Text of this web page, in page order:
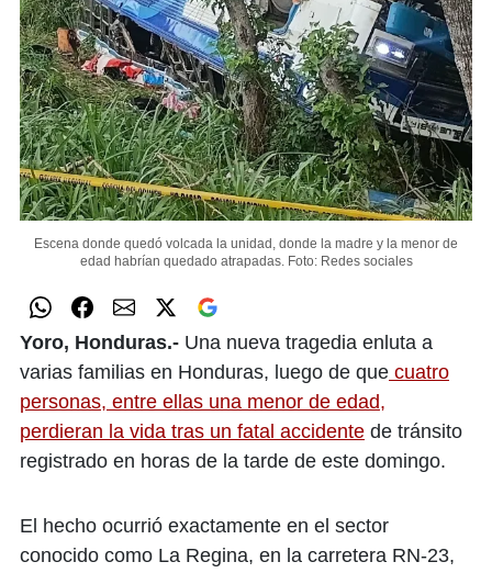
Escena donde quedó volcada la unidad, donde la madre y la menor de
edad habrían quedado atrapadas. Foto: Redes sociales
Yoro, Honduras.- Una nueva tragedia enluta a
varias familias en Honduras, luego de que cuatro
personas, entre ellas una menor de edad,
perdieran la vida tras un fatal accidente de tránsito
registrado en horas de la tarde de este domingo.
El hecho ocurrió exactamente en el sector
conocido como La Regina, en la carretera RN-23,